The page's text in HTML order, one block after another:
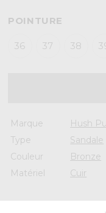
POINTURE
36 37 38
Marque
Hush
Type
Sandale
Couleur
Bronze
Matériel
Cuir